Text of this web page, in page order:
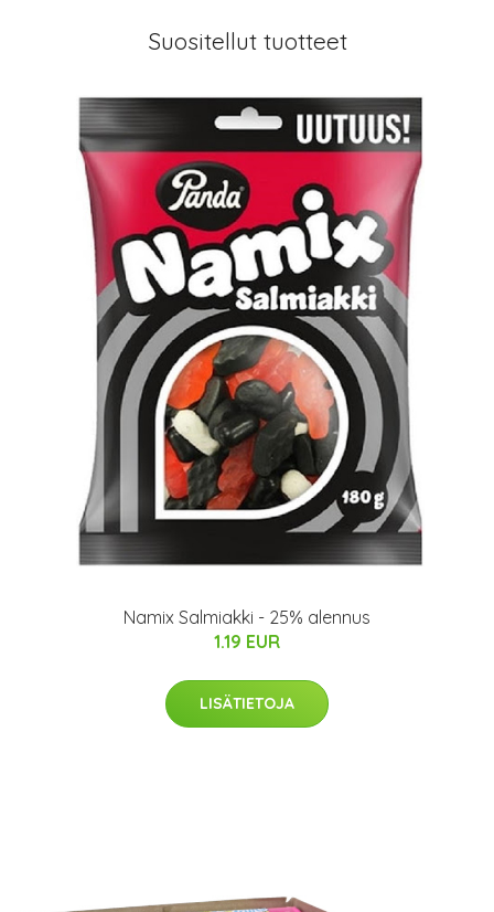
Suositellut tuotteet
Namix Salmiakki - 25% alennus
1.19 EUR
LISÄTIETOJA